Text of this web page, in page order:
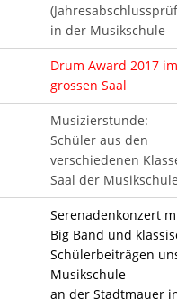
in der Musikschule
Drum Award 2017 im
grossen Saal
Musizierstunde:
Schüler aus den
verschiedenen
Saal der
Serenadenkonzert
Big Band und
Schülerbeiträgen
Musikschule
an der Stadtmauer